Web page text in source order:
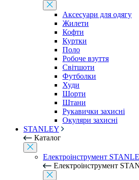
Аксесуари для одягу
Жилети
Кофти
Куртки
Поло
Робоче взуття
Світшоти
Футболки
Худи
Шорти
Штани
Рукавички захисні
Окуляри захисні
STANLEY
Каталог
Електроінструмент
Електроінструмент